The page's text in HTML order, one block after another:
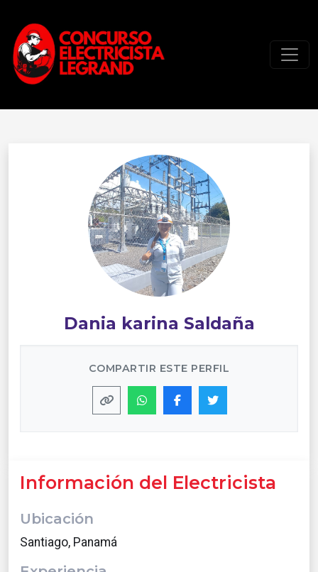
Dania karina Saldaña
COMPARTIR ESTE PERFIL
Información del Electricista
Ubicación
Santiago, Panamá